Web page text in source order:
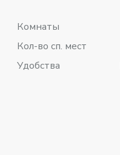
Комнаты
Кол-во сп. мест
Удобства